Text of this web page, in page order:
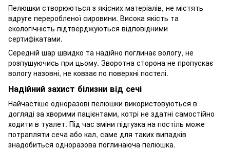
Пелюшки створюються з якісних матеріалів, не містять
вдруге переробленої сировини. Висока якість та
екологічність підтверджуються відповідними
сертифікатами.
Середній шар швидко та надійно поглинає вологу, не
розпушуючись при цьому. Зворотна сторона не пропускає
вологу назовні, не ковзає по поверхні постелі.
Надійний захист білизни від сечі
Найчастіше одноразові пелюшки використовуються в
догляді за хворими пацієнтами, котрі не здатні самостійно
ходити в туалет. Під час зміни підгузка на постіль може
потрапляти сеча або кал, саме для таких випадків
знадобиться одноразова поглинаюча пелюшка.